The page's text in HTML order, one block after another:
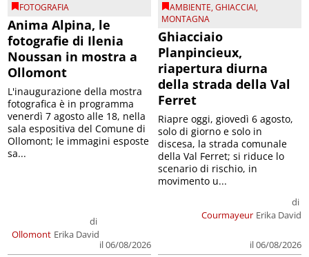
FOTOGRAFIA
Anima Alpina, le
fotografie di Ilenia
Noussan in mostra a
Ollomont
Ollomont
di
Erika David
il 06/08/2026
L'inaugurazione della mostra
fotografica è in programma
venerdì 7 agosto alle 18, nella
sala espositiva del Comune di
Ollomont; le immagini esposte
sa...
AMBIENTE,GHIACCIAI,
MONTAGNA
Ghiacciaio
Planpincieux,
riapertura diurna
della strada della Val
Ferret
Courmayeur
di
Erika David
il 06/08/2026
Riapre oggi, giovedì 6 agosto,
solo di giorno e solo in
discesa, la strada comunale
della Val Ferret; si riduce lo
scenario di rischio, in
movimento u...